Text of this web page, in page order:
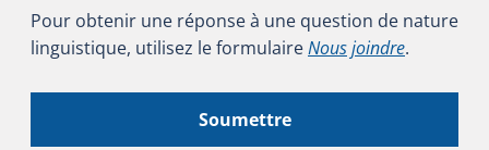
Pour obtenir une réponse à une question de nature
linguistique, utilisez le formulaireNous joindre.
Soumettre